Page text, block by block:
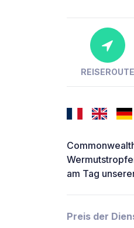
REISEROUTE
am Tag
Preis der